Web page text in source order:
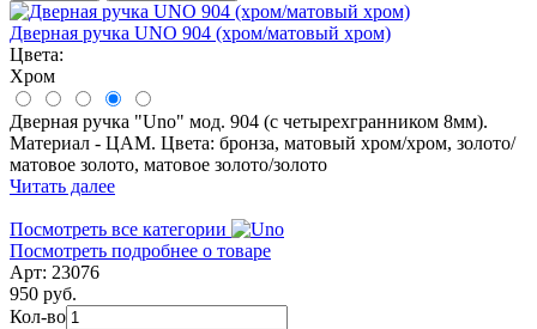
Дверная ручка UNO 904 (хром/матовый хром)
Цвета:
Хром
Дверная ручка "Uno" мод. 904 (с четырехгранником 8мм).
Материал - ЦАМ. Цвета: бронза, матовый хром/хром, золото/
матовое золото, матовое золото/золото
Читать далее
Посмотреть все категории
Посмотреть подробнее о товаре
Арт: 23076
950 руб.
Кол-во